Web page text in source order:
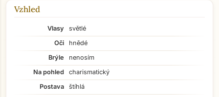
Vzhled
Vlasy
světlé
Oči
hnědé
Brýle
nenosím
Na pohled
charismatický
Postava
štíhlá